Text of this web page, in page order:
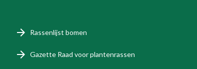
Rassenlijst bomen
Gazette Raad voor plantenrassen